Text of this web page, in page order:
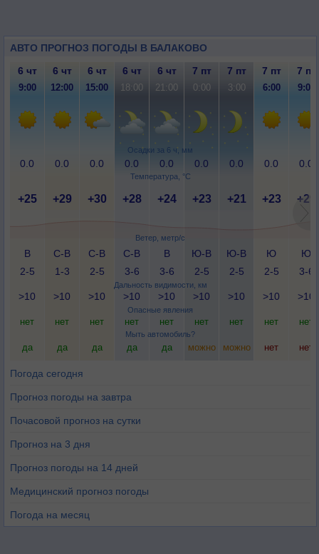
АВТО ПРОГНОЗ ПОГОДЫ В БАЛАКОВО
Осадки за 6 ч, мм
Температура, °C
Ветер, метр/с
Дальность видимости, км
Опасные явления
Мыть автомобиль?
6 чт 6 чт 6 чт 6 чт 6 чт 7 пт 7 пт 7 пт 7 пт
9:00 12:00 15:00 18:00 21:00 0:00 3:00 6:00 9:00
0.0 0.0 0.0 0.0 0.0 0.0 0.0 0.0 0.0
+25 +29 +30 +28 +24 +23 +21 +23 +29
В
2-5
С-В
1-3
С-В
2-5
С-В
3-6
В
3-6
Ю-В
2-5
Ю-В
2-5
Ю
2-5
Ю
3-6
>10 >10 >10 >10 >10 >10 >10 >10 >10
нет нет нет нет нет нет нет нет нет
да да да да да можно можно нет нет
Погода сегодня
Прогноз погоды на завтра
Почасовой прогноз на сутки
Прогноз на 3 дня
Прогноз погоды на 14 дней
Медицинский прогноз погоды
Погода на месяц